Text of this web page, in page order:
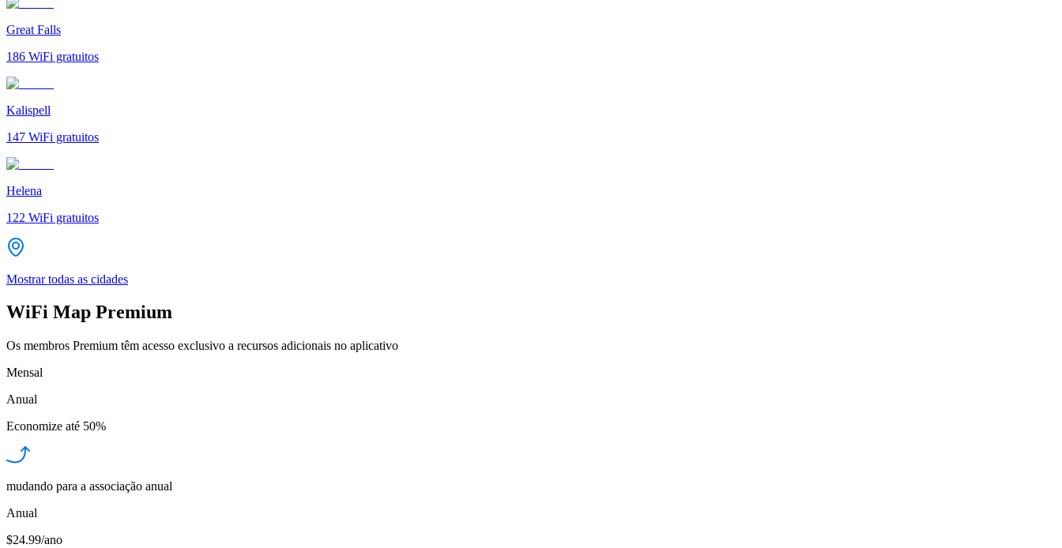
Great Falls
186 WiFi gratuitos
Kalispell
147 WiFi gratuitos
Helena
122 WiFi gratuitos
Mostrar todas as cidades
WiFi Map Premium
Os membros Premium têm acesso exclusivo a recursos adicionais no aplicativo
Mensal
Anual
Economize até 50%
mudando para a associação anual
Anual
$24.99/ano